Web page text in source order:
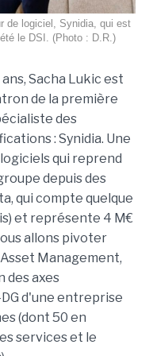
de logiciel, Synidia, qui est
le DSI. (Photo : D.R.)
Sacha Lukic est
de la première
des
: Synidia. Une
qui reprend
depuis des
qui compte quelque
et représente 4 M€
allons pivoter
Management,
des axes
d'une entreprise
(dont 50 en
services et le